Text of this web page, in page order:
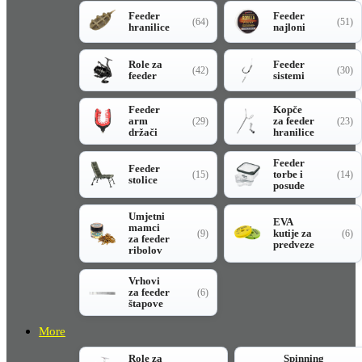
Feeder
hranilice
(64)
Feeder
najloni
(51)
Role za
feeder
(42)
Feeder
sistemi
(30)
Feeder
arm
držači
(29)
Kopče
za feeder
hranilice
(23)
Feeder
stolice
(15)
Feeder
torbe i
posude
(14)
Umjetni
mamci
za feeder
ribolov
(9)
EVA
kutije za
predveze
(6)
Vrhovi
za feeder
štapove
(6)
More
Role za
Spinning